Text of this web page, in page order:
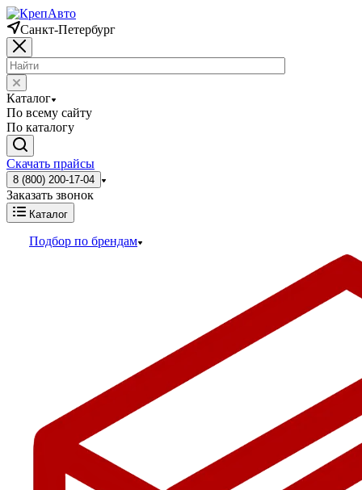
Санкт-Петербург
Каталог
По всему сайту
По каталогу
Скачать прайсы
8 (800) 200-17-04
Заказать звонок
Каталог
Подбор по брендам